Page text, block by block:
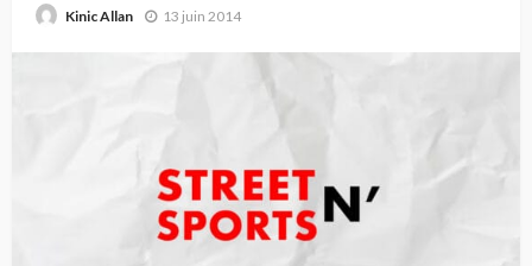
Kinic Allan 13 juin 2014